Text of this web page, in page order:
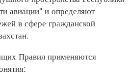
авиации" и определяют
в сфере гражданской
Правил применяются